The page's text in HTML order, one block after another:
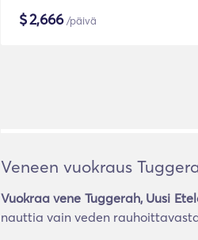
$2,666/päivä
Veneen vuokraus
Vuokraa vene Tuggerah, Uusi
nauttia vain veden